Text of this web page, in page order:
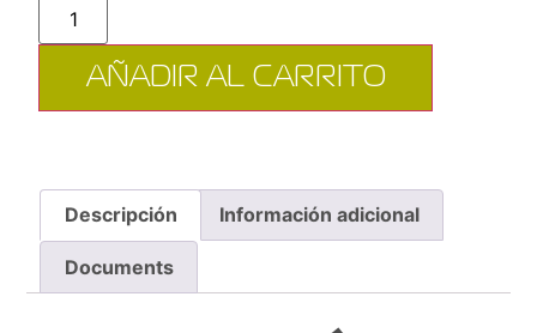
AÑADIR AL CARRITO
Descripción Información adicional
Documents